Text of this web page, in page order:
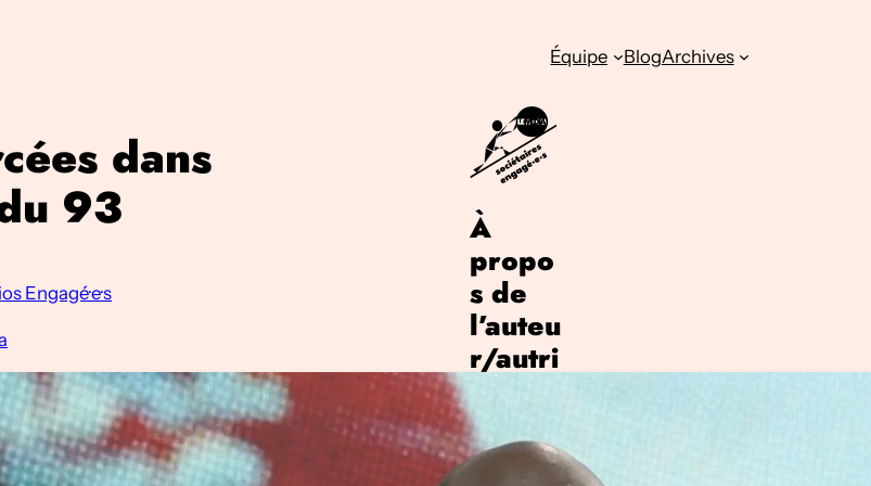
Équipe BlogArchives
dans
93
Engagé·e·s
À
propo
s de
l’auteu
r/autri
ce
Nous
sommes les